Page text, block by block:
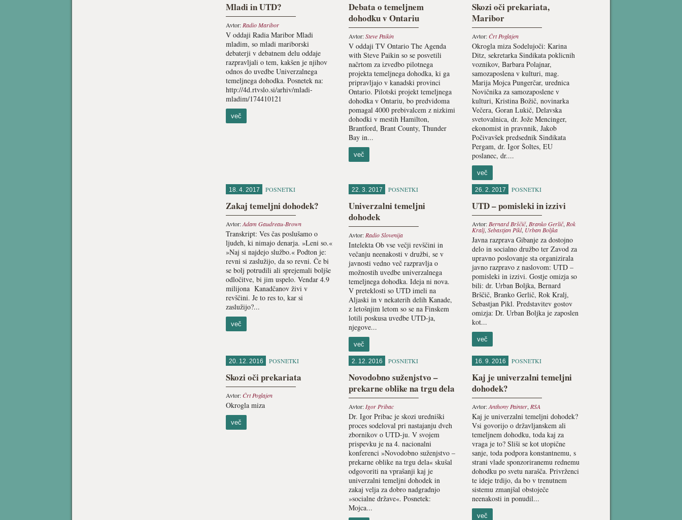
Mladi in UTD?
Avtor: Radio Maribor
V oddaji Radia Maribor Mladi
mladim, so mladi mariborski
debaterji v debatnem delu oddaje
razpravljali o tem, kakšen je njihov
odnos do uvedbe Univerzalnega
temeljnega dohodka. Posnetek na:
http://4d.rtvslo.si/arhiv/mladi-
mladim/174410121
več
Debata o temeljnem
dohodku v Ontariu
Avtor:Steve Paikin
V oddaji TV Ontario The Agenda
with Steve Paikin so se posvetili
načrtom za izvedbo pilotnega
projekta temeljnega dohodka, ki ga
pripravljajo v kanadski provinci
Ontario. Pilotski projekt temeljnega
dohodka v Ontariu, bo predvidoma
pomagal 4000 prebivalcem z nizkimi
dohodki v mestih Hamilton,
Brantford, Brant County, Thunder
Bay in...
več
Skozi oči prekariata,
Maribor
Avtor:Črt Poglajen
Okrogla miza Sodelujoči: Karina
Ditz, sekretarka Sindikata poklicnih
voznikov, Barbara Polajnar,
samozaposlena v kulturi, mag.
Marija Mojca Pungerčar, urednica
Novičnika za samozaposlene v
kulturi, Kristina Božič, novinarka
Večera, Goran Lukič, Delavska
svetovalnica, dr. Jože Mencinger,
ekonomist in pravnnik, Jakob
Počivavšek predsednik Sindikata
Pergam, dr. Igor Šoltes, EU
poslanec, dr....
več
18. 4. 2017 POSNETKI
Zakaj temeljni dohodek?
Avtor:Adam Gaudreau-Brown
Transkript: Ves čas poslušamo o
ljudeh, ki nimajo denarja. »Leni so.«
»Naj si najdejo službo.« Podton je:
revni si zaslužijo, da so revni. Če bi
se bolj potrudili ali sprejemali boljše
odločitve, bi jim uspelo. Vendar 4.9
milijona Kanadčanov živi v
revščini. Je to res to, kar si
zaslužijo?...
več
22. 3. 2017 POSNETKI
Univerzalni temeljni
dohodek
Avtor: Radio Slovenija
Intelekta Ob vse večji revščini in
večanju neenakosti v družbi, se v
javnosti vedno več razpravlja o
možnostih uvedbe univerzalnega
temeljnega dohodka. Ideja ni nova.
V preteklosti so UTD imeli na
Aljaski in v nekaterih delih Kanade,
z letošnjim letom so se na Finskem
lotili poskusa uvedbe UTD-ja,
njegove...
več
26. 2. 2017 POSNETKI
UTD – pomisleki in izzivi
Avtor: Bernard Brščič, Branko Gerlič, Rok
Kralj, Sebastjan Pikl, Urban Boljka
Javna razprava Gibanje za dostojno
delo in socialno družbo ter Zavod za
upravno poslovanje sta organizirala
javno razpravo z naslovom: UTD –
pomisleki in izzivi. Gostje omizja so
bili: dr. Urban Boljka, Bernard
Brščič, Branko Gerlič, Rok Kralj,
Sebastjan Pikl. Predstavitev gostov
omizja: Dr. Urban Boljka je zaposlen
kot...
več
20. 12. 2016 POSNETKI
Skozi oči prekariata
Avtor:Črt Poglajen
Okrogla miza
več
2. 12. 2016 POSNETKI
Novodobno suženjstvo –
prekarne oblike na trgu dela
Avtor: Igor Pribac
Dr. Igor Pribac je skozi uredniški
proces sodeloval pri nastajanju dveh
zbornikov o UTD-ju. V svojem
prispevku je na 4. nacionalni
konferenci »Novodobno suženjstvo –
prekarne oblike na trgu dela« skušal
odgovoriti na vprašanji kaj je
univerzalni temeljni dohodek in
zakaj velja za dobro nadgradnjo
»socialne države«. Posnetek:
Mojca...
16. 9. 2016 POSNETKI
Kaj je univerzalni temeljni
dohodek?
Avtor:Anthony Painter, RSA
Kaj je univerzalni temeljni dohodek?
Vsi govorijo o državljanskem ali
temeljnem dohodku, toda kaj za
vraga je to? Sliši se kot utopične
sanje, toda podpora konstantnemu, s
strani vlade sponzoriranemu rednemu
dohodku po svetu narašča. Privrženci
te ideje trdijo, da bo v trenutnem
sistemu zmanjšal obstoječe
neenakosti in ponudil...
več